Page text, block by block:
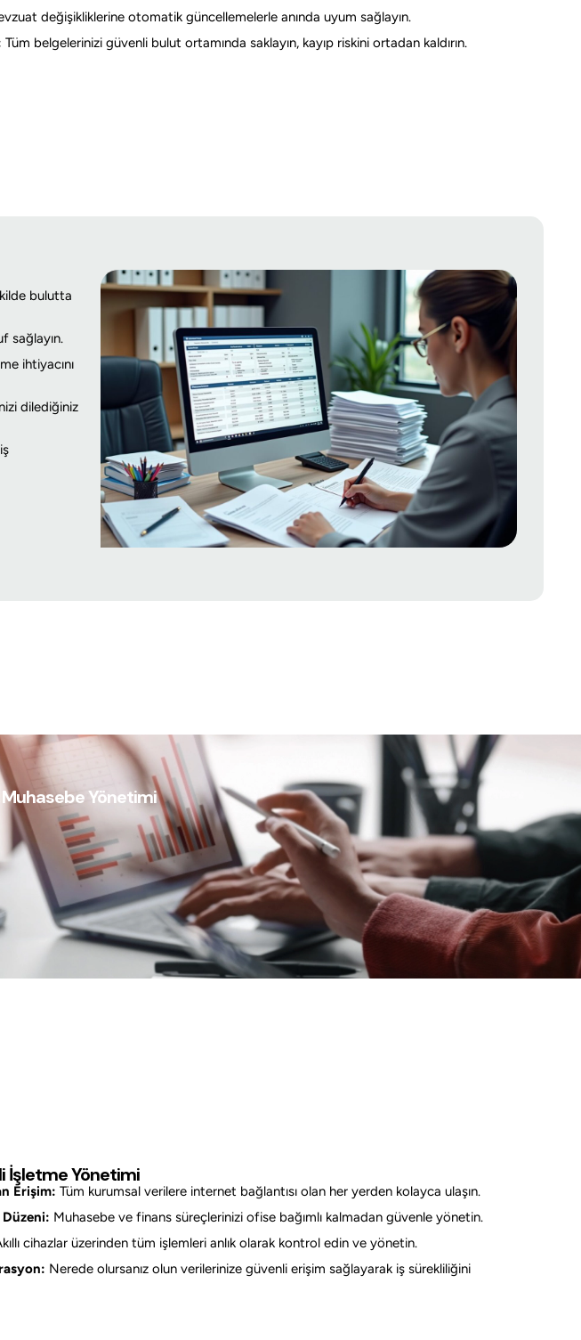
değişikliklerine otomatik güncellemelerle anında uyum sağlayın.
Tüm belgelerinizi güvenli bulut ortamında saklayın, kayıp riskini ortadan kaldırın.
bulutta
sağlayın.
ihtiyacını
dilediğiniz
Muhasebe Yönetimi
İşletme Yönetimi
Erişim: Tüm kurumsal verilere internet bağlantısı olan her yerden kolayca ulaşın.
Düzeni: Muhasebe ve finans süreçlerinizi ofise bağımlı kalmadan güvenle yönetin.
cihazlar üzerinden tüm işlemleri anlık olarak kontrol edin ve yönetin.
Nerede olursanız olun verilerinize güvenli erişim sağlayarak iş sürekliliğini